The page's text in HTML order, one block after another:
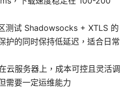
测试 Shadowsocks + XTLS 的
护的同时保持低延迟，适合日常
云服务器上，成本可控且灵活调
需要一定运维能力